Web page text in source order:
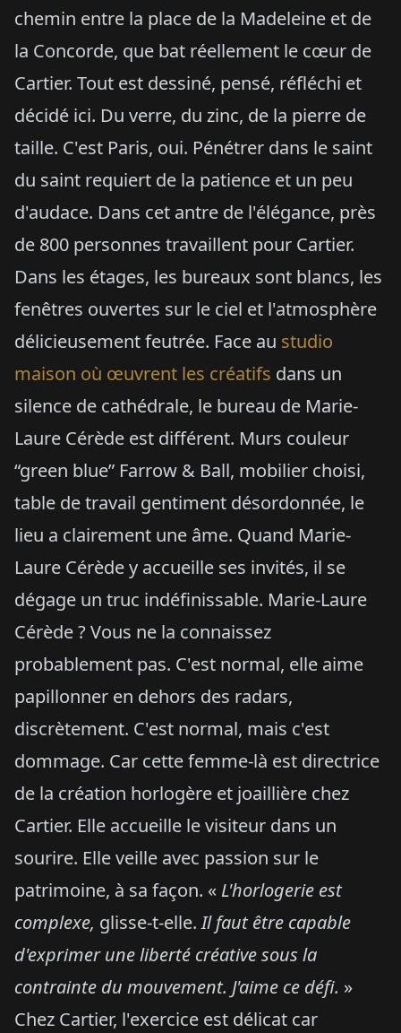
chemin entre la place de la Madeleine et de
la Concorde, que bat réellement le cœur de
Cartier. Tout est dessiné, pensé, réfléchi et
décidé ici. Du verre, du zinc, de la pierre de
taille. C'est Paris, oui. Pénétrer dans le saint
du saint requiert de la patience et un peu
d'audace. Dans cet antre de l'élégance, près
de 800 personnes travaillent pour Cartier.
Dans les étages, les bureaux sont blancs, les
fenêtres ouvertes sur le ciel et l'atmosphère
délicieusement feutrée. Face au studio
maison où œuvrent les créatifs dans un
silence de cathédrale, le bureau de Marie-
Laure Cérède est différent. Murs couleur
“green blue” Farrow & Ball, mobilier choisi,
table de travail gentiment désordonnée, le
lieu a clairement une âme. Quand Marie-
Laure Cérède y accueille ses invités, il se
dégage un truc indéfinissable. Marie-Laure
Cérède ? Vous ne la connaissez
probablement pas. C'est normal, elle aime
papillonner en dehors des radars,
discrètement. C'est normal, mais c'est
dommage. Car cette femme-là est directrice
de la création horlogère et joaillière chez
Cartier. Elle accueille le visiteur dans un
sourire. Elle veille avec passion sur le
patrimoine, à sa façon. « L'horlogerie est
complexe, glisse-t-elle.Il faut être capable
d'exprimer une liberté créative sous la
contrainte du mouvement. J'aime ce défi. »
Chez Cartier, l'exercice est délicat car